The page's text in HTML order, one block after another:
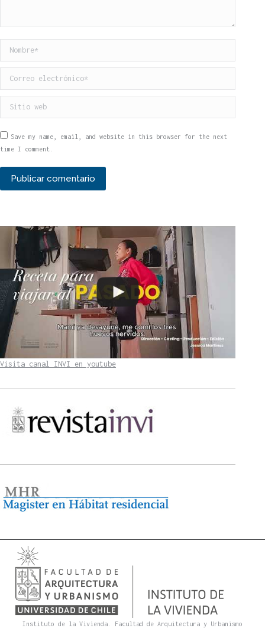
Nombre *
Correo electrónico *
Sitio web
Save my name, email, and website in this browser for the next
time I comment.
Publicar comentario
Visita canal INVI en youtube
Instituto de la Vivienda. Facultad de Arquitectura y Urbanismo